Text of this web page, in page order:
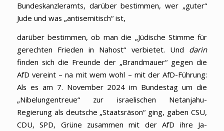
Bundeskanzleramts, darüber bestimmen, wer „guter“
Jude und was „antisemitisch“ ist,
darüber bestimmen, ob man die „Jüdische Stimme für
gerechten Frieden in Nahost“ verbietet. Und darin
finden sich die Freunde der „Brandmauer“ gegen die
AfD vereint – na mit wem wohl – mit der AfD-Führung:
Als es am 7. November 2024 im Bundestag um die
„Nibelungentreue“ zur israelischen Netanjahu-
Regierung als deutsche „Staatsräson“ ging, gaben CSU,
CDU, SPD, Grüne zusammen mit der AfD ihre Ja-